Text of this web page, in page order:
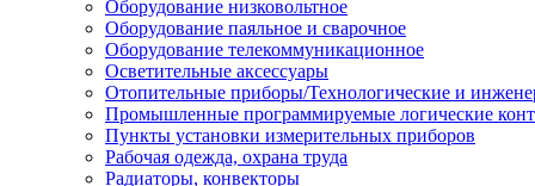
Оборудование низковольтное
Оборудование паяльное и сварочное
Оборудование телекоммуникационное
Осветительные аксессуары
Отопительные приборы/Технологические и
Промышленные программируемые логические
Пункты установки измерительных приборов
Рабочая одежда, охрана труда
Радиаторы, конвекторы